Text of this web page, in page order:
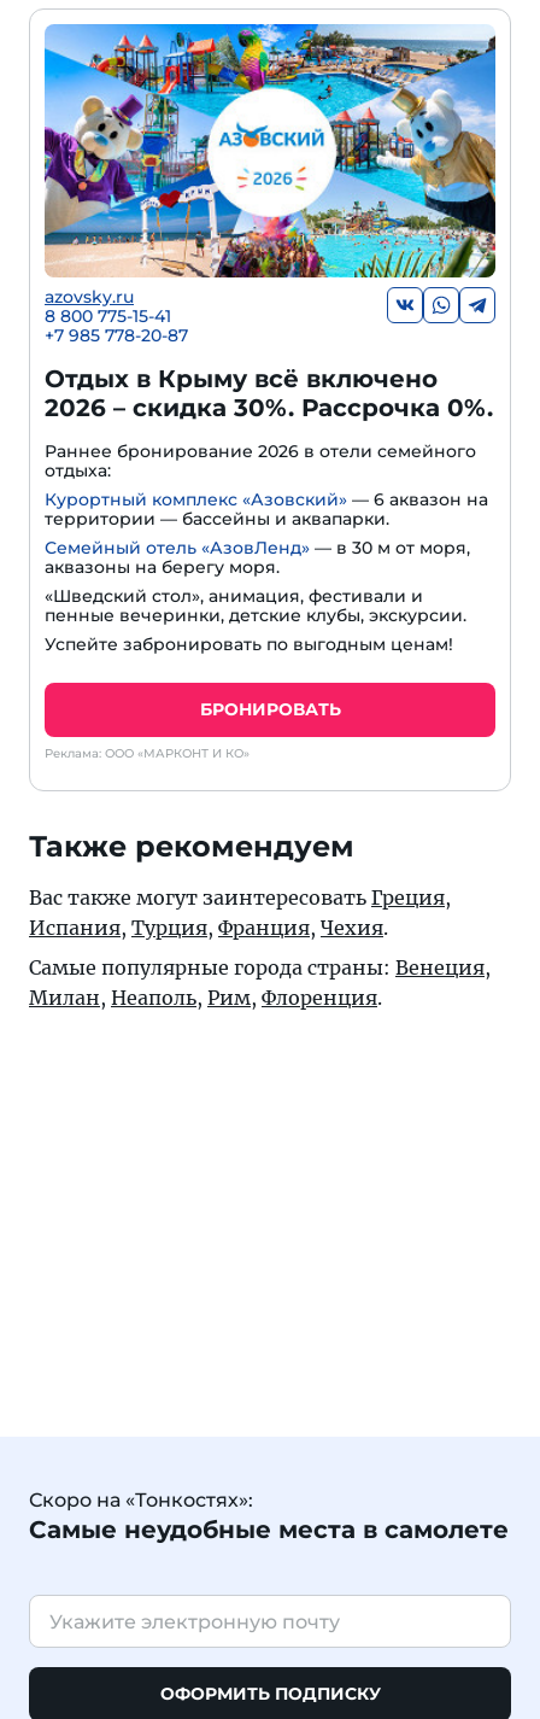
azovsky.ru
8 800 775-15-41
+7 985 778-20-87
Отдых в Крыму всё включено
2026 – скидка 30%. Рассрочка 0%.
Раннее бронирование 2026 в отели семейного
отдыха:
Курортный комплекс «Азовский» — 6 аквазон на
территории — бассейны и аквапарки.
Семейный отель «АзовЛенд» — в 30 м от моря,
аквазоны на берегу моря.
«Шведский стол», анимация, фестивали и
пенные вечеринки, детские клубы, экскурсии.
Успейте забронировать по выгодным ценам!
БРОНИРОВАТЬ
Реклама: ООО «МАРКОНТ И КО»
Также рекомендуем
Вас также могут заинтересовать Греция,
Испания, Турция, Франция, Чехия.
Самые популярные города страны: Венеция,
Милан, Неаполь, Рим, Флоренция.
Скоро на «Тонкостях»:
Самые неудобные места в самолете
ОФОРМИТЬ ПОДПИСКУ